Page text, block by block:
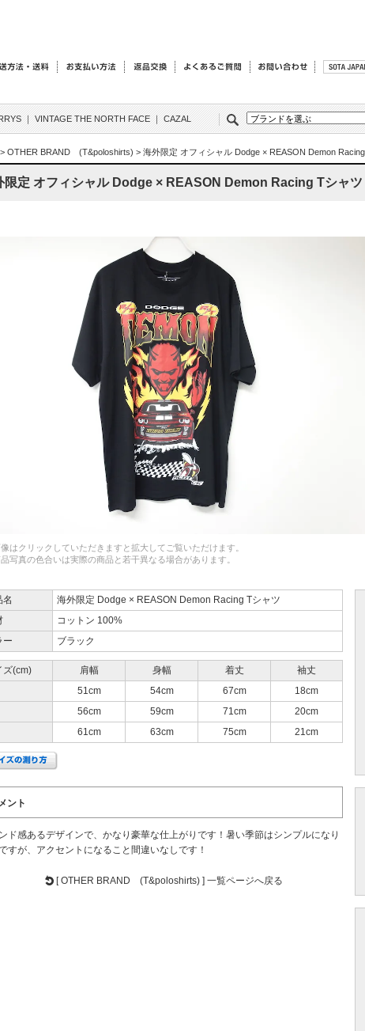
｜ VINTAGE THE NORTH FACE ｜ CAZAL
OTHER BRAND (T&poloshirts) > 海外限定 オフィシャル Dodge × REASON Demon
限定 オフィシャル Dodge × REASON Demon Racing Tシャツ
はクリックしていただきますと拡大してご覧いただけます。
写真の色合いは実際の商品と若干異なる場合があります。
名
海外限定 Dodge × REASON Demon Racing Tシャツ
コットン 100%
ー
ブラック
ズ(cm) 肩幅 身幅 着丈
袖丈
51cm
54cm 67cm
18cm
56cm
59cm 71cm
20cm
61cm
63cm 75cm 21cm
ント
ド感あるデザインで、かなり豪華な仕上がりです！暑い季節はシンプルになり
すが、アクセントになること間違いなしです！
[ OTHER BRAND (T&poloshirts) ] 一覧ページへ戻る